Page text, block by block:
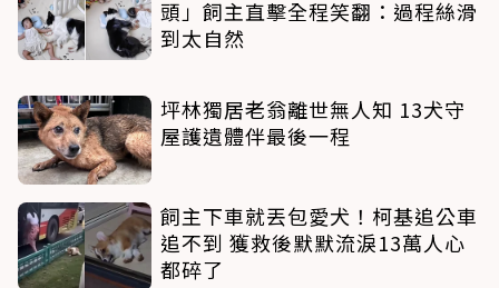
頭」飼主直擊全程笑翻：過程絲滑
到太自然
坪林獨居老翁離世無人知 13犬守
屋護遺體伴最後一程
飼主下車就丟包愛犬！柯基追公車
追不到 獲救後默默流淚13萬人心
都碎了